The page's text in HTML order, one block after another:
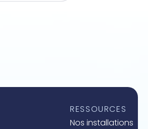
RESSOURCES
Nos installations